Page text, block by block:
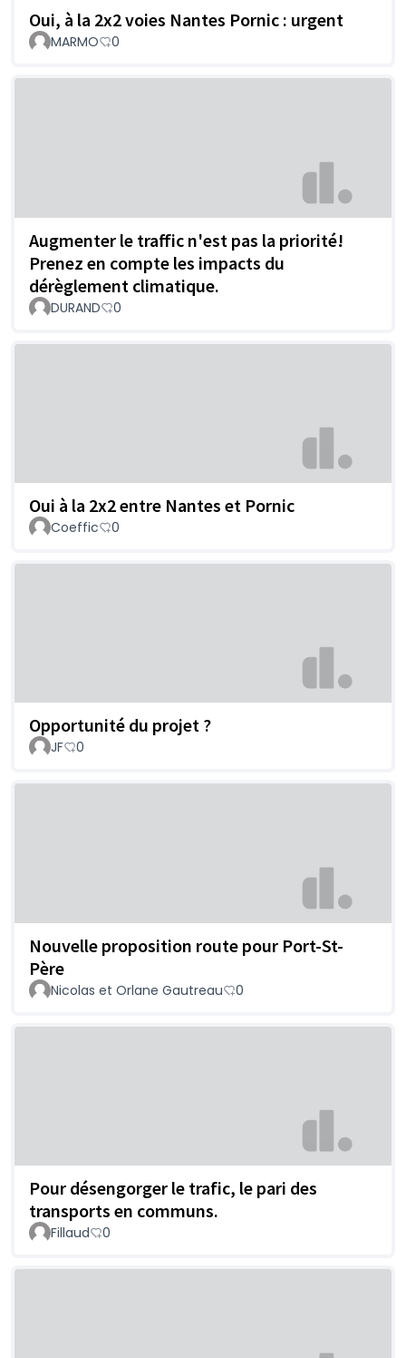
Oui, à la 2x2 voies Nantes Pornic : urgent
MARMO 0
Augmenter le traffic n'est pas la priorité!
Prenez en compte les impacts du
dérèglement climatique.
DURAND 0
Oui à la 2x2 entre Nantes et Pornic
Coeffic 0
Opportunité du projet ?
JF 0
Nouvelle proposition route pour Port-St-
Père
Nicolas et Orlane Gautreau 0
Pour désengorger le trafic, le pari des
transports en communs.
Fillaud 0